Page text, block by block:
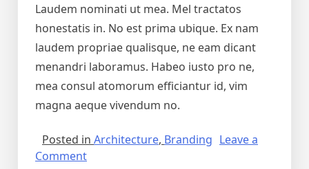
Laudem nominati ut mea. Mel tractatos
honestatis in. No est prima ubique. Ex nam
laudem propriae qualisque, ne eam dicant
menandri laboramus. Habeo iusto pro ne,
mea consul atomorum efficiantur id, vim
magna aeque vivendum no.
Posted in Architecture, Branding Leave a
Comment